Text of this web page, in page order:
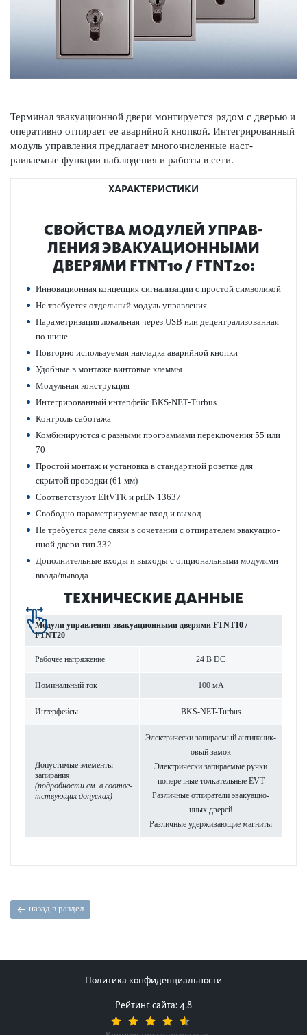
Терминал эвакуацио­нной двери монтируется рядом с дверью и
оперативно отпирает ее авар­ийной кнопкой. Интегриро­ванный
модуль управ­ления предлагает многочис­ленные наст­
раиваемые функции наблюдения и работы в сети.
ХАРАКТЕРИСТИКИ
СВОЙСТВА МОДУЛЕЙ УПРАВ­
ЛЕНИЯ ЭВАКУАЦИО­ННЫМИ
ДВЕРЯМИ FTNT10 / FTNT20:
Инно­вацио­нная концепция сигнал­изации с простой символикой
Не требуется отдельный модуль управ­ления
Параметризация локальная через USB или децентрал­и­з­ованная
по шине
Повт­орно исполь­зуемая накладка авар­ийной кнопки
Удобные в монтаже винтовые клеммы
Модульная конструкция
Интегриро­ванный интерфейс BKS-NET-Türbus
Контроль саботажа
Комб­инируются с разными программами пер­е­кл­ючения 55 или
70
Простой монтаж и установка в стандартной розетке для
скрытой про­водки (61 мм)
Соотв­е­тствуют EltVTR и prEN 13637
Свободно параметриру­емые вход и выход
Не требуется реле связи в сочет­ании с отпирателем эвакуацио­
нной двери тип 332
Дополнительные входы и выходы с опцио­н­альными моду­лями
ввода/вывода
ТЕХНИЧЕСКИЕ ДАННЫЕ
Модули управ­ления эвакуацио­нными дверями FTNT10 /
FTNT20
Рабочее напряжение 24 В DC
Номинальный ток 100 мА
Интерфейсы BKS-NET-Türbus
Допу­ст­имые элементы
запирания
(под­робности см. в соотв­е­
тствующих допусках)
Электрически запираемый антипани­к­
овый замок
Электрически запираемые ручки
попе­р­ечные тол­кательные EVT
Различные отпиратели эвакуацио­
нных дверей
Различные удерживающие магниты
назад в раздел
Политика конфиденциальности
Рейтинг сайта: 4.8